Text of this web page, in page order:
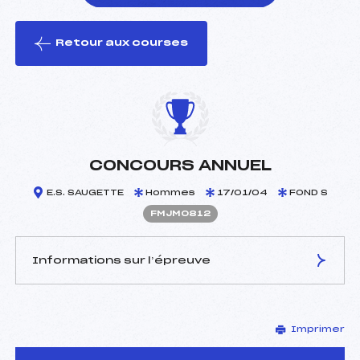
le ski
Retour aux courses
CONCOURS ANNUEL
E.S. SAUGETTE Hommes 17/01/04 FOND S
FMJM0812
Informations sur l’épreuve
AYMONIER PIERRE (MJ)
D.T Adjoint :
–
Imprimer